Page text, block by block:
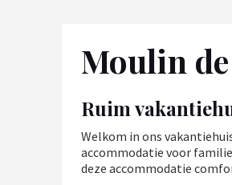
Moulin
Ruim
Welkom in ons
accommodatie voor
deze accommodatie